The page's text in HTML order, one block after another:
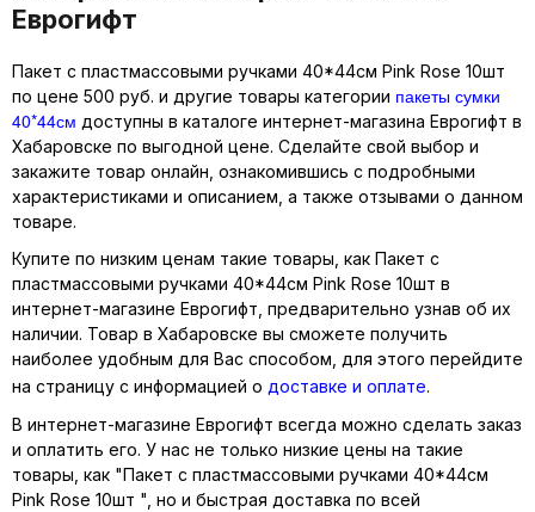
Еврогифт
Пакет с пластмассовыми ручками 40*44см Pink Rose 10шт
по цене 500 руб. и другие товары категории пакеты сумки
40*44см доступны в каталоге интернет-магазина Еврогифт в
Хабаровске по выгодной цене. Сделайте свой выбор и
закажите товар онлайн, ознакомившись с подробными
характеристиками и описанием, а также отзывами о данном
товаре.
Купите по низким ценам такие товары, как Пакет с
пластмассовыми ручками 40*44см Pink Rose 10шт в
интернет-магазине Еврогифт, предварительно узнав об их
наличии. Товар в Хабаровске вы сможете получить
наиболее удобным для Вас способом, для этого перейдите
на страницу с информацией о доставке и оплате.
В интернет-магазине Еврогифт всегда можно сделать заказ
и оплатить его. У нас не только низкие цены на такие
товары, как "Пакет с пластмассовыми ручками 40*44см
Pink Rose 10шт ", но и быстрая доставка по всей